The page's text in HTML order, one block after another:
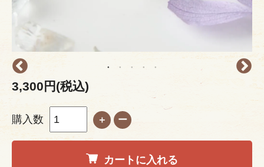
3,300円(税込)
購入数 ＋ ー
カートに入れる